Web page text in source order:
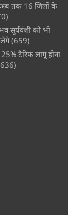
तक 16 जिलों के
सूर्यवंशी को भी
(659)
टैरिफ लागू होना